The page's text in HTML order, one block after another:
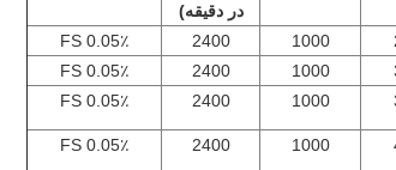
در دقیقه)
1000
2400
0.05٪ FS
1000
2400
0.05٪ FS
1000
2400 0.05٪ FS
1000
2400 0.05٪ FS